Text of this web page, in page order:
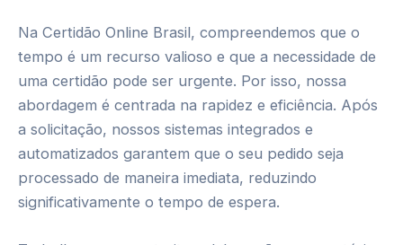
Na Certidão Online Brasil, compreendemos que o
tempo é um recurso valioso e que a necessidade de
uma certidão pode ser urgente. Por isso, nossa
abordagem é centrada na rapidez e eficiência. Após
a solicitação, nossos sistemas integrados e
automatizados garantem que o seu pedido seja
processado de maneira imediata, reduzindo
significativamente o tempo de espera.